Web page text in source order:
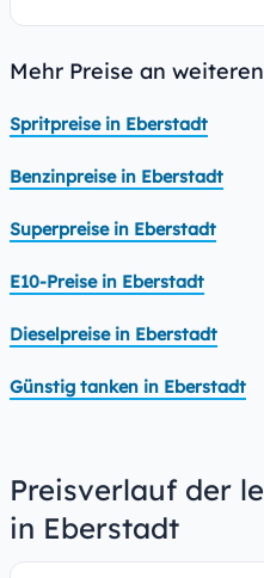
Mehr Preise an
Spritpreise in Eberstadt
Benzinpreise in Eberstadt
Superpreise in Eberstadt
E10-Preise in Eberstadt
Dieselpreise in Eberstadt
Günstig tanken in Eberstadt
Preisverlauf der
in Eberstadt